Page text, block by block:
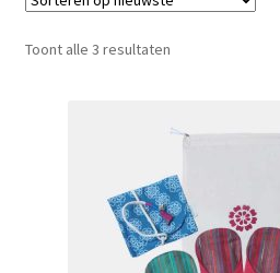
Voordeelpakketten
Proefpakketten
Toont alle 3 resultatenGesorteerd